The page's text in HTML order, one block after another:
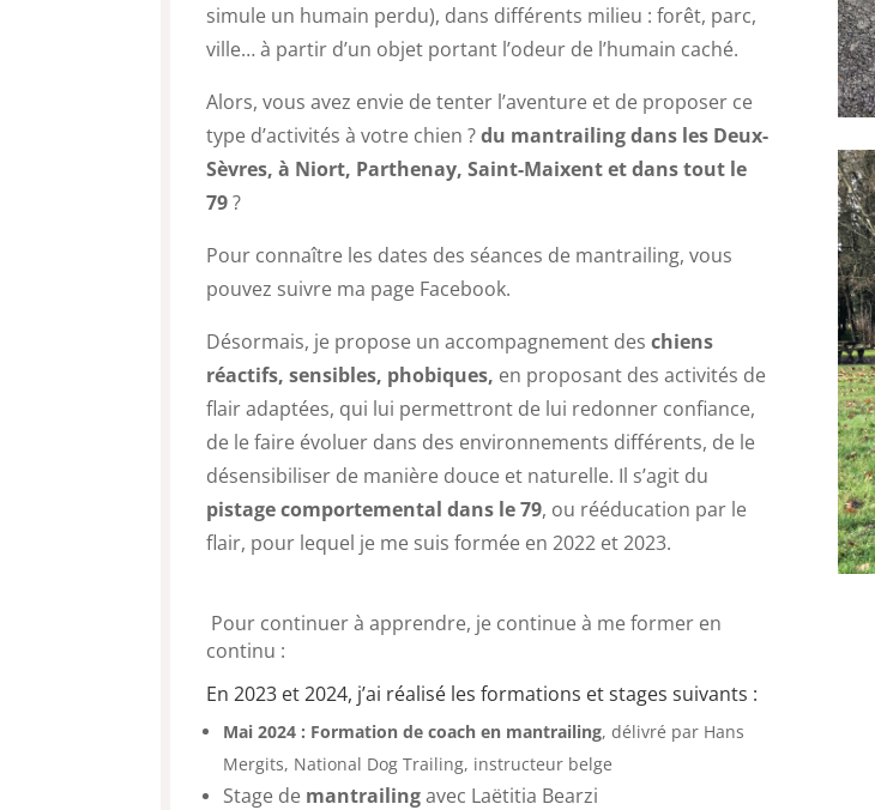
simule un humain perdu), dans différents milieu : forêt, parc,
ville… à partir d’un objet portant l’odeur de l’humain caché.
Alors, vous avez envie de tenter l’aventure et de proposer ce
type d’activités à votre chien ?du mantrailing dans les Deux-
Sèvres, à Niort, Parthenay, Saint-Maixent et dans tout le
79?
Pour connaître les dates des séances de mantrailing, vous
pouvez suivre ma page Facebook.
Désormais, je propose un accompagnement deschiens
réactifs, sensibles, phobiques, en proposant des activités de
flair adaptées, qui lui permettront de lui redonner confiance,
de le faire évoluer dans des environnements différents, de le
désensibiliser de manière douce et naturelle. Il s’agit du
pistage comportemental dans le 79, ou rééducation par le
flair, pour lequel je me suis formée en 2022 et 2023.
Pour continuer à apprendre, je continue à me former en
continu :
En 2023 et 2024, j’ai réalisé les formations et stages suivants :
Mai 2024 : Formation de coach en mantrailing, délivré par Hans
Mergits, National Dog Trailing, instructeur belge
Stage de mantrailingavec Laëtitia Bearzi